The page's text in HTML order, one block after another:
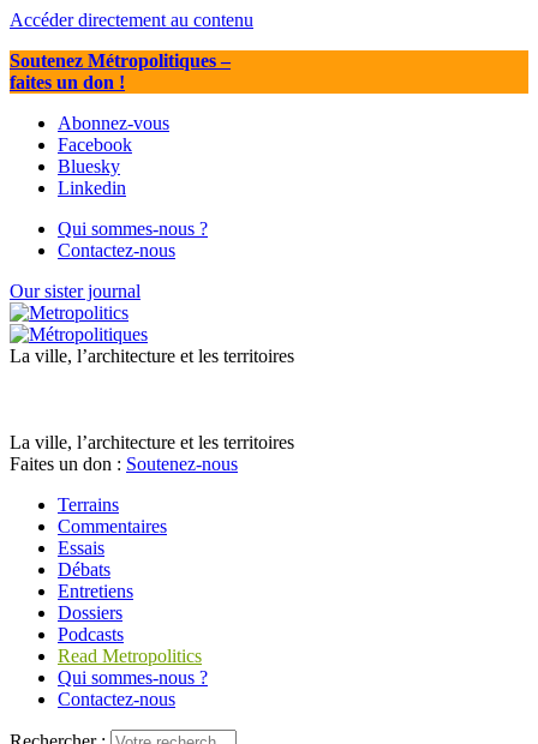
Accéder directement au contenu
Soutenez Métropolitiques–
faites un don !
Abonnez-vous
Facebook
Bluesky
Linkedin
Qui sommes-nous ?
Contactez-nous
Our sister journal
La ville, l’architecture et les territoires
La ville, l’architecture et les territoires
Faites un don : Soutenez-nous
Terrains
Commentaires
Essais
Débats
Entretiens
Dossiers
Podcasts
Read Metropolitics
Qui sommes-nous ?
Contactez-nous